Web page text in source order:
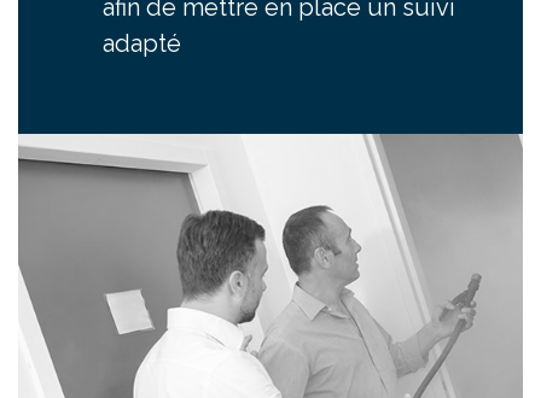
afin de mettre en place un suivi
adapté